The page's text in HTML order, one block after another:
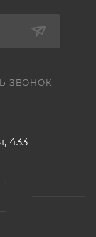
ЗВОНОК
433